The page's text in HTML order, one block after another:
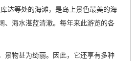
达等处的海滩，是岛上景色最美的海
、海水湛蓝清澈。每年来此游览的各
景物甚为绮丽。因此，它还享有多种